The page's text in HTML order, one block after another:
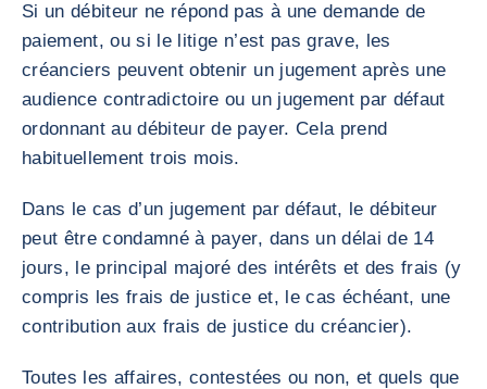
Si un débiteur ne répond pas à une demande de
paiement, ou si le litige n’est pas grave, les
créanciers peuvent obtenir un jugement après une
audience contradictoire ou un jugement par défaut
ordonnant au débiteur de payer. Cela prend
habituellement trois mois.
Dans le cas d’un jugement par défaut, le débiteur
peut être condamné à payer, dans un délai de 14
jours, le principal majoré des intérêts et des frais (y
compris les frais de justice et, le cas échéant, une
contribution aux frais de justice du créancier).
Toutes les affaires, contestées ou non, et quels que